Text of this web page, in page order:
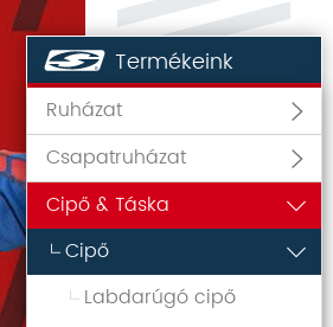
Termékeink
Ruházat
Csapatruházat
Cipő & Táska
Cipő
Labdarúgó cipő